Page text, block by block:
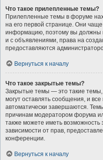
Что такое прилепленные темы?
Прилепленные темы в форуме
на его первой странице. Они
информацию, поэтому вы должны
и с объявлениями, права на
предоставляются
Вернуться к началу
Что такое закрытые темы?
Закрытые темы — это такие
могут оставлять сообщения, и
автоматически завершаются.
причинам модератором форума
также можете иметь
зависимости от прав,
конференции.
Вернуться к началу